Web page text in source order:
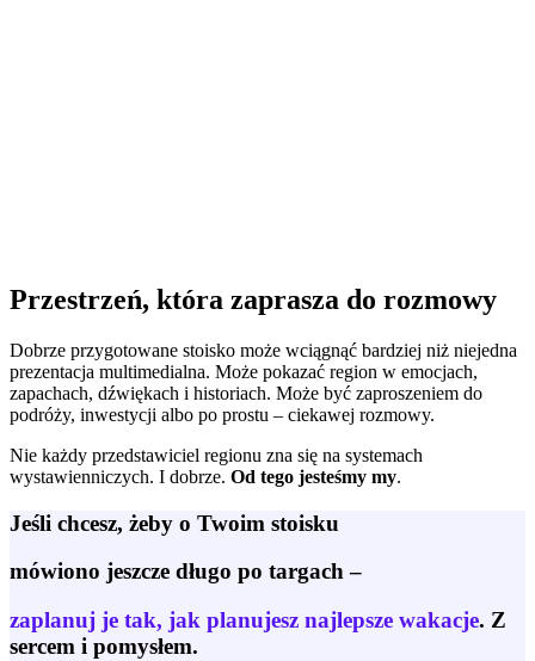
Przestrzeń, która zaprasza do rozmowy
Dobrze przygotowane stoisko może wciągnąć bardziej niż niejedna
prezentacja multimedialna. Może pokazać region w emocjach,
zapachach, dźwiękach i historiach. Może być zaproszeniem do
podróży, inwestycji albo po prostu – ciekawej rozmowy.
Nie każdy przedstawiciel regionu zna się na systemach
wystawienniczych. I dobrze. Od tego jesteśmy my.
Jeśli chcesz, żeby o Twoim stoisku
mówiono jeszcze długo po targach –
zaplanuj je tak, jak planujesz najlepsze wakacje. Z
sercem i pomysłem.